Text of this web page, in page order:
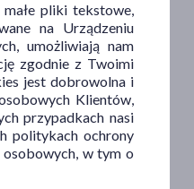
pliki tekstowe,
na Urządzeniu
umożliwiają nam
zgodnie z Twoimi
jest dobrowolna i
Klientów,
przypadkach nasi
politykach ochrony
w tym o